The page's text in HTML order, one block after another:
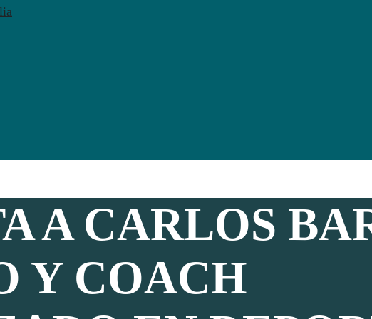
A CARLOS
Y COACH